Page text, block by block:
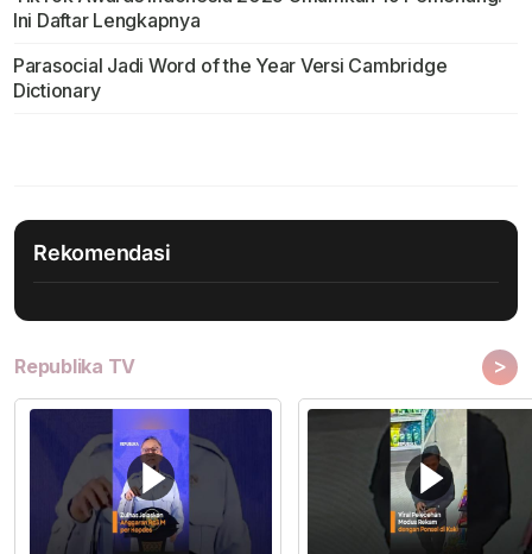
Ini Daftar Lengkapnya
Parasocial Jadi Word of the Year Versi Cambridge
Dictionary
Rekomendasi
Republika TV >